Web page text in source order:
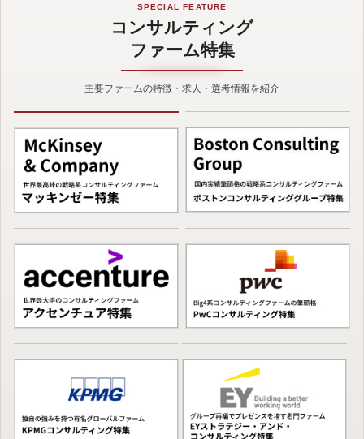
SPECIAL FEATURE
コンサルティング
ファーム特集
主要ファームの特徴・求人・選考情報を紹介